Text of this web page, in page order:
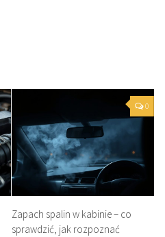
0
Zapach spalin w kabinie – co
sprawdzić, jak rozpoznać